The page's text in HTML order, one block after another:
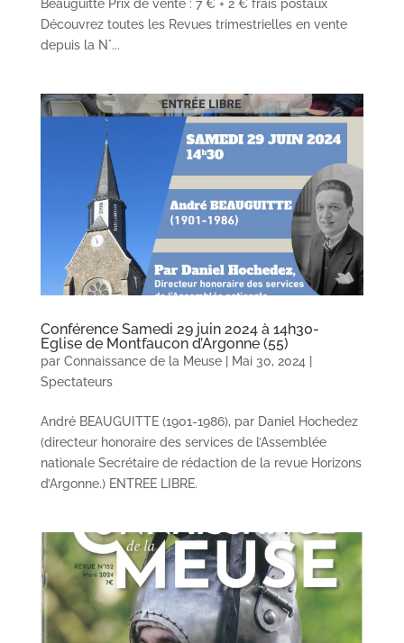
Beauguitte Prix de vente : 7 € + 2 € frais postaux
Découvrez toutes les Revues trimestrielles en vente
depuis la N°...
Conférence Samedi 29 juin 2024 à 14h30-
Eglise de Montfaucon d’Argonne (55)
par Connaissance de la Meuse| Mai 30, 2024
Spectateurs
André BEAUGUITTE (1901-1986), par Daniel Hochedez
(directeur honoraire des services de l’Assemblée
nationale Secrétaire de rédaction de la revue Horizons
d’Argonne.) ENTREE LIBRE.